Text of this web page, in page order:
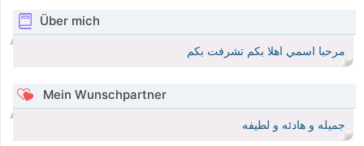
Über mich
مرحبا اسمي اهلا بكم تشرفت بكم
Mein Wunschpartner
جميله و هادئه و لطيفه